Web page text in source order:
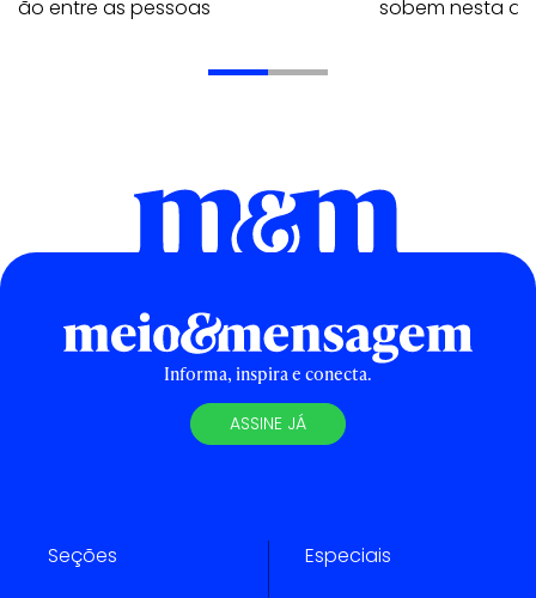
entre as pessoas sobem nesta
Informa, inspira e conecta.
ASSINE JÁ
Seções Especiais